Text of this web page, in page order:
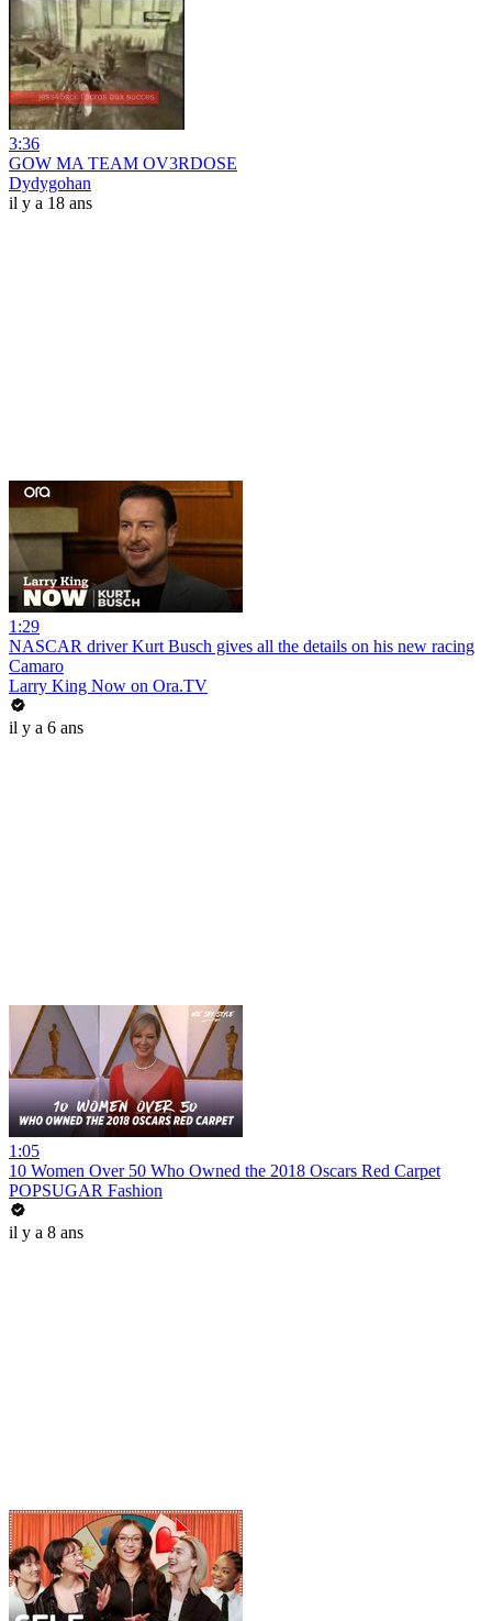
3:36
GOW MA TEAM OV3RDOSE
Dydygohan
il y a 18 ans
1:29
NASCAR driver Kurt Busch gives all the details on his new racing
Camaro
Larry King Now on Ora.TV
il y a 6 ans
1:05
10 Women Over 50 Who Owned the 2018 Oscars Red Carpet
POPSUGAR Fashion
il y a 8 ans